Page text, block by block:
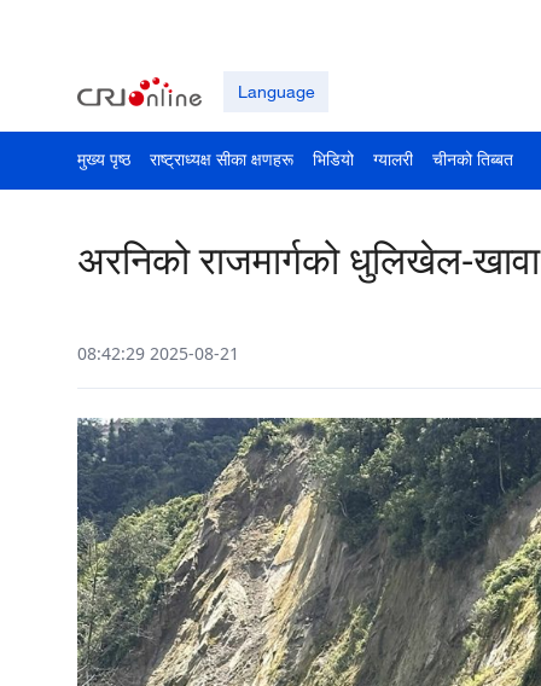
Language
मुख्य पृष्ठ राष्ट्राध्यक्ष सीका क्षणहरू भिडियो ग्यालरी चीनको तिब्बत
अरनिको राजमार्गको धुलिखेल-
08:42:29 2025-08-21